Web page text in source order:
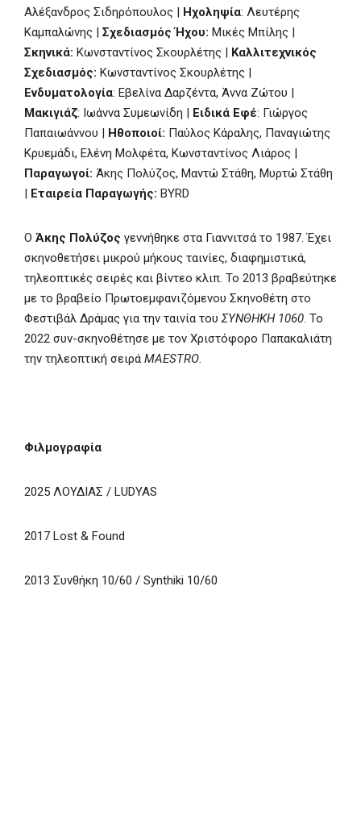
Αλέξανδρος Σιδηρόπουλος | Ηχοληψία: Λευτέρης
Καμπαλώνης | Σχεδιασμός Ήχου: Μικές Μπίλης |
Σκηνικά: Κωνσταντίνος Σκουρλέτης | Καλλιτεχνικός
Σχεδιασμός: Κωνσταντίνος Σκουρλέτης |
Ενδυματολογία: Εβελίνα Δαρζέντα, Άννα Ζώτου |
Μακιγιάζ: Ιωάννα Συμεωνίδη | Ειδικά Εφέ: Γιώργος
Παπαιωάννου | Ηθοποιοί: Παύλος Κάραλης, Παναγιώτης
Κρυεμάδι, Ελένη Μολφέτα, Κωνσταντίνος Λιάρος |
Παραγωγοί: Άκης Πολύζος, Μαντώ Στάθη, Μυρτώ Στάθη
| Εταιρεία Παραγωγής: BYRD
O Άκης Πολύζος γεννήθηκε στα Γιαννιτσά το 1987. Έχει
σκηνοθετήσει μικρού μήκους ταινίες, διαφημιστικά,
τηλεοπτικές σειρές και βίντεο κλιπ. Το 2013 βραβεύτηκε
με το βραβείο Πρωτοεμφανιζόμενου Σκηνοθέτη στο
Φεστιβάλ Δράμας για την ταινία του ΣΥΝΘΗΚΗ 1060 . Το
2022 συν-σκηνοθέτησε με τον Χριστόφορο Παπακαλιάτη
την τηλεοπτική σειρά MAESTRO
Φιλμογραφία
2025 ΛΟΥΔΙΑΣ / LUDYAS
2017 Lost & Found
2013 Συνθήκη 10/60 / Synthiki 10/60